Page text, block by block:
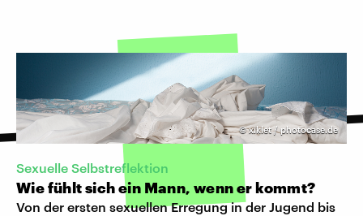
©xiklet / photocase.de
Sexuelle Selbstreflektion
Wie fühlt sich ein Mann, wenn er kommt?
Von der ersten sexuellen Erregung in der Jugend bis